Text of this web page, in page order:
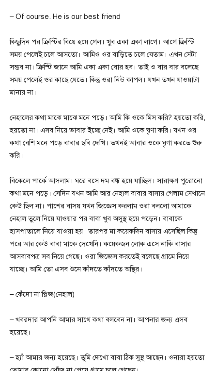
– Of course. He is our best friend
কিছুদিন পর ক্রিস্টির বিয়ে হয়ে গেল। খুব একা একা লাগে। আগে ক্রিস্টি
সময় পেলেই চলে আসতো। আমিও ওর বাড়িতে চলে যেতাম। এখন সেটা
সম্ভব না। ক্রিস্টি জানে আমি একা একা বোর হব। তাই ও বার বার বলেছে
সময় পেলেই ওর কাছে যেতে। কিন্তু ওরা নিউ কাপল। যখন তখন যাওয়াটা
মানায় না।
নেহালের কথা মাঝে মাঝে মনে পড়ে। আমি কি ওকে মিস করি? হয়তো করি,
হয়তো না। এসব নিয়ে ভাবার ইচ্ছে নেই। আমি ওকে ঘৃণা করি। যখন ওর
কথা বেশি মনে পড়ে বাবার ছবি দেখি। তখনই আবার ওকে ঘৃণা করতে শুরু
করি।
বিকেলে পার্কে আসলাম। ঘরে বসে দম বন্ধ হয়ে যাচ্ছিল। সারাক্ষণ পুরোনো
কথা মনে পড়ে। সেদিন যখন আমি আর নেহাল বাবার বাসায় গেলাম সেখানে
কেউ ছিল না। পাশের বাসয় যখন জিজ্ঞেস করলাম ওরা বললো আমাকে
নেহাল তুলে নিয়ে যাওয়ার পর বাবা খুব অসুস্থ হয়ে পড়েন। বাবাকে
হাসপাতালে নিয়ে যাওয়া হয়। তারপর মা কয়েকদিন বাসায় এসেছিল কিন্তু
পরে আর কেউ বাবা মাকে দেখেনি। কয়েকজন লোক এসে নাকি বাসার
আসবাবপত্র সব নিয়ে গেছে। ওরা জিজ্ঞেস করতেই বলেছে গ্রামে নিয়ে
যাচ্ছে। আমি তো এসব শুনে কাঁদতে কাঁদতে অস্থির।
– কেঁদো না প্লিজ(নেহাল)
– খবরদার আপনি আমার সাথে কথা বলবেন না। আপনার জন্য এসব
হয়েছে।
– হ্যাঁ আমার জন্য হয়েছে। তুমি দেখো বাবা ঠিক সুস্থ আছেন। ওনারা হয়তো